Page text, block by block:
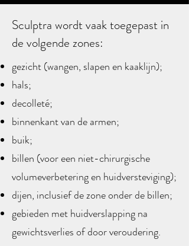
Sculptra wordt vaak toegepast in
de volgende zones:
gezicht (wangen, slapen en kaaklijn);
hals;
decolleté;
binnenkant van de armen;
buik;
billen (voor een niet-chirurgische
volumeverbetering en huidversteviging);
dijen, inclusief de zone onder de billen;
gebieden met huidverslapping na
gewichtsverlies of door veroudering.